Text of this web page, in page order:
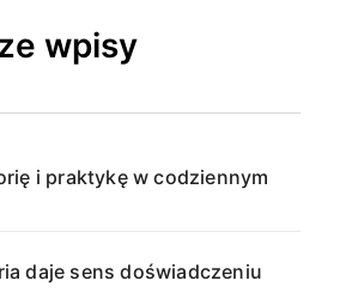
wpisy
i praktykę w codziennym
daje sens doświadczeniu